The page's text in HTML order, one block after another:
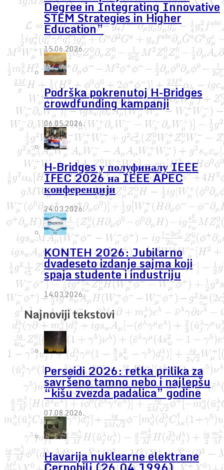
Degree in Integrating Innovative
STEM Strategies in Higher
Education”
15.06.2026.
Podrška pokrenutoj H-Bridges
crowdfunding kampanji
06.05.2026.
H-Bridges у полуфиналу IEEE
IFEC 2026 на IEEE APEC
конференцији
24.03.2026.
KONTEH 2026: Jubilarno
dvadeseto izdanje sajma koji
spaja studente i industriju
14.03.2026.
Najnoviji tekstovi
Perseidi 2026: retka prilika za
savršeno tamno nebo i najlepšu
“kišu zvezda padalica” godine
07.08.2026.
Havarija nuklearne elektrane